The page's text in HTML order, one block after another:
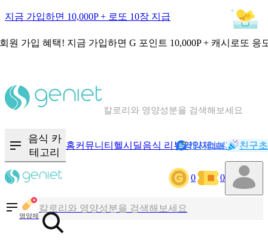
지금 가입하면 10,000P + 로또 10장 지급
원 가입 혜택! 지금 가입하면 G 포인트 10,000P + 캐시로또 응
혈당 · 다이어트 음식 검색해보세요
음식 카
테고리
홈커뮤니티 헬시딜음식 리뷰영양제NEW기록
캐시리뷰 친구
0 0
영양제
칼로리와 영양성분을 검색해보세요
혈당 · 다이어트 음식 검색해보세요
음식 · 영양제 리뷰를 찾아보세요